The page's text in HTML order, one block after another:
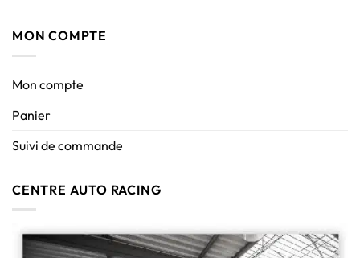
MON COMPTE
Mon compte
Panier
Suivi de commande
CENTRE AUTO RACING